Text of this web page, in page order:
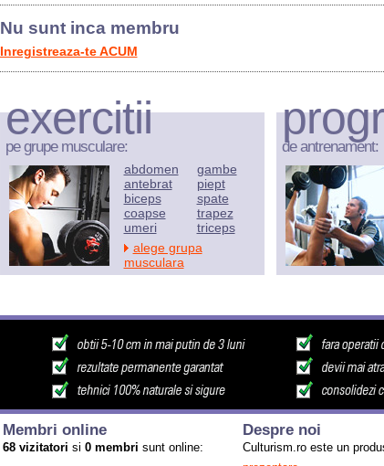
Nu sunt inca membru
Inregistreaza-te ACUM
exercitii
pe grupe musculare:
abdomen
antebrat
biceps
coapse
umeri
gambe
piept
spate
trapez
triceps
alege grupa
musculara
de antrenament:
Membri online
68 vizitatori si 0 membri sunt online:
Despre noi
Culturism.ro este un